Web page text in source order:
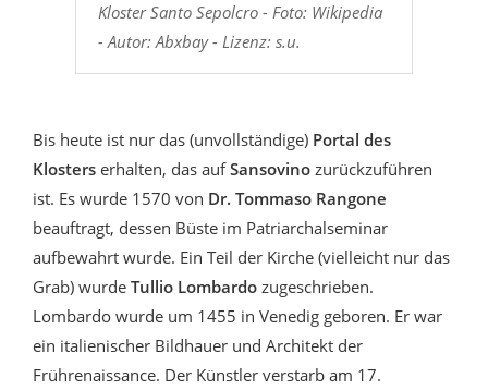
Kloster Santo Sepolcro - Foto: Wikipedia
- Autor: Abxbay - Lizenz: s.u.
Bis heute ist nur das (unvollständige) Portal des
Klosters erhalten, das aufSansovino zurückzuführen
ist. Es wurde 1570 von Dr. Tommaso Rangone
beauftragt, dessen Büste im Patriarchalseminar
aufbewahrt wurde. Ein Teil der Kirche (vielleicht nur das
Grab) wurde Tullio Lombardo zugeschrieben.
Lombardo wurde um 1455 in Venedig geboren. Er war
ein italienischer Bildhauer und Architekt der
Frührenaissance. Der Künstler verstarb am 17.